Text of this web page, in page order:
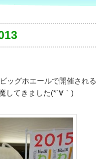
ッグホエールで開催される
してきました(*´∀｀)